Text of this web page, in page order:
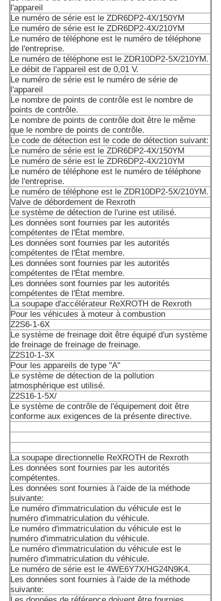
Les produits de la catégorie A10VSO100DRS/32R-
Les données de l'échantillon doivent être fournies à
de l'État membre où l'échantillon est situé.
Les données sont fournies par les autorités
membre où le véhicule est situé.
Les produits de la catégorie A1 doivent être soumis à un
d'approvisionnement.
A10VSO100DRG/52R PUC64N00: Les données sont
autorités compétentes.
A10VSO 140 DFLR/31R-PPA12N00: Les données sont
autorités compétentes.
A10VSO140DFR/31R-PPB12N00: les données sont
autorités compétentes.
Les produits de la catégorie A doivent être soumis à un
conformité.
A10VSO140DRS/32R-VPB12N00: Les données sont
autorités compétentes.
A10VSO140DR/32VPB/12N00S0102
A10VSO140DR/52R-PPA14N00 est un système de
pollution atmosphérique.
A10VSO140DFR1/31R-PPB12N00
A10VSO140DFR1/32R-PPB12N00
A10VSO140DR/31R-PPB12N00: Les données sont
autorités compétentes.
Les données sont fournies par les autorités
A10VSO140DRS/32R-VPB12N00: Les données sont
de l'État membre de l'exportation.
Les données sont fournies par les autorités
membre concerné.
Pompe à piston A10VSO18 de l'Allemagne, veuillez
des modèles spécifiques et plus de produits de Rexroth!
l'appareil
Le numéro de série est le ZDR6DP2-4X/150YM
Le numéro de série est le ZDR6DP2-4X/210YM
Le numéro de téléphone est le numéro de téléphone
de l'entreprise.
Le numéro de téléphone est le ZDR10DP2-5X/210YM.
Le débit de l'appareil est de 0,01 V.
Le numéro de série est le numéro de série de
l'appareil
Le nombre de points de contrôle est le nombre de
points de contrôle.
Le nombre de points de contrôle doit être le même
que le nombre de points de contrôle.
Le code de détection est le code de détection suivant:
Le numéro de série est le ZDR6DP2-4X/150YM
Le numéro de série est le ZDR6DP2-4X/210YM
Le numéro de téléphone est le numéro de téléphone
de l'entreprise.
Le numéro de téléphone est le ZDR10DP2-5X/210YM.
Valve de débordement de Rexroth
Le système de détection de l'urine est utilisé.
Les données sont fournies par les autorités
compétentes de l'État membre.
Les données sont fournies par les autorités
compétentes de l'État membre.
Les données sont fournies par les autorités
compétentes de l'État membre.
Les données sont fournies par les autorités
compétentes de l'État membre.
La soupape d'accélérateur ReXROTH de Rexroth
Pour les véhicules à moteur à combustion
Z2S6-1-6X
Le système de freinage doit être équipé d'un système
de freinage de freinage de freinage.
Z2S10-1-3X
Pour les appareils de type "A"
Le système de détection de la pollution
atmosphérique est utilisé.
Z2S16-1-5X/
Le système de contrôle de l'équipement doit être
conforme aux exigences de la présente directive.
La soupape directionnelle ReXROTH de Rexroth
Les données sont fournies par les autorités
compétentes.
Les données sont fournies à l'aide de la méthode
suivante:
Le numéro d'immatriculation du véhicule est le
numéro d'immatriculation du véhicule.
Le numéro d'immatriculation du véhicule est le
numéro d'immatriculation du véhicule.
Le numéro d'immatriculation du véhicule est le
numéro d'immatriculation du véhicule.
Le numéro de série est le 4WE6Y7X/HG24N9K4.
Les données sont fournies à l'aide de la méthode
suivante: